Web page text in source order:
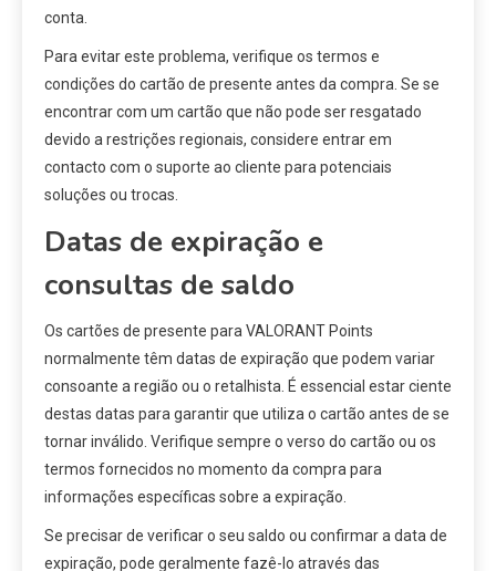
conta.
Para evitar este problema, verifique os termos e
condições do cartão de presente antes da compra. Se se
encontrar com um cartão que não pode ser resgatado
devido a restrições regionais, considere entrar em
contacto com o suporte ao cliente para potenciais
soluções ou trocas.
Datas de expiração e
consultas de saldo
Os cartões de presente para VALORANT Points
normalmente têm datas de expiração que podem variar
consoante a região ou o retalhista. É essencial estar ciente
destas datas para garantir que utiliza o cartão antes de se
tornar inválido. Verifique sempre o verso do cartão ou os
termos fornecidos no momento da compra para
informações específicas sobre a expiração.
Se precisar de verificar o seu saldo ou confirmar a data de
expiração, pode geralmente fazê-lo através das